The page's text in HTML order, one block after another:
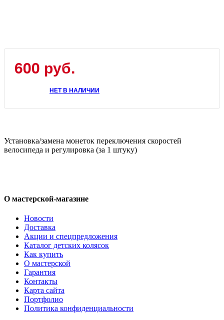
600 руб.
НЕТ В НАЛИЧИИ
Установка/замена монеток переключения скоростей
велосипеда и регулировка (за 1 штуку)
О мастерской-магазине
Новости
Доставка
Акции и спецпредложения
Каталог детских колясок
Как купить
О мастерской
Гарантия
Контакты
Карта сайта
Портфолио
Политика конфиденциальности